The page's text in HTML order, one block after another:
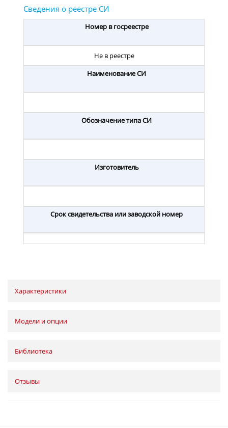
Номер в госреестре
Не в реестре
Наименование СИ
Обозначение типа СИ
Изготовитель
Срок свидетельства или заводской номер
Характеристики
Модели и опции
Библиотека
Отзывы